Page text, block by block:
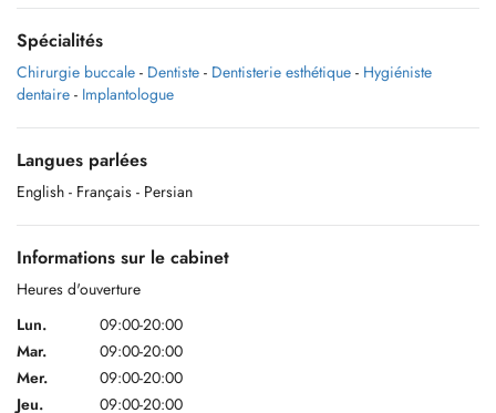
Spécialités
Chirurgie buccale - Dentiste - Dentisterie esthétique - Hygiéniste
dentaire - Implantologue
Langues parlées
English - Français - Persian
Informations sur le cabinet
Heures d'ouverture
Lun.
09:00-20:00
Mar.
09:00-20:00
Mer.
09:00-20:00
Jeu.
09:00-20:00